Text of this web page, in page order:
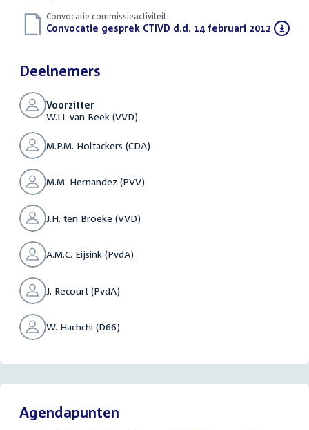
Convocatie commissieactiviteit
Download
Convocatie gesprek CTIVD d.d. 14 februari 2012 (PDF)
Deelnemers
Voorzitter
W.I.I. van Beek (VVD)
M.P.M. Holtackers (CDA)
M.M. Hernandez (PVV)
J.H. ten Broeke (VVD)
A.M.C. Eijsink (PvdA)
J. Recourt (PvdA)
W. Hachchi (D66)
Agendapunten